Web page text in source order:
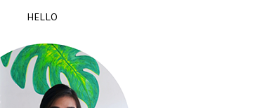
HELLO